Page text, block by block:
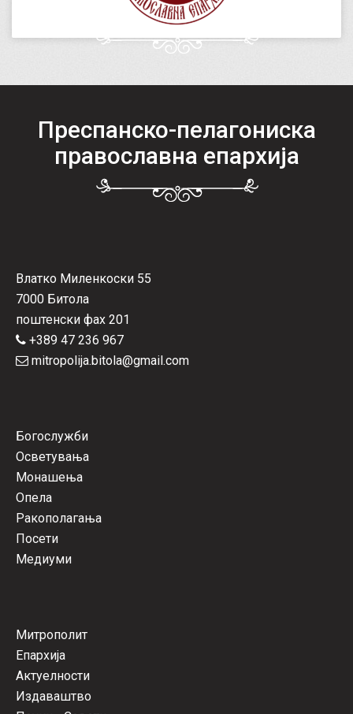
Преспанско-пелагониска
православна епархија
Влатко Миленкоски 55
7000 Битола
поштенски фах 201
+389 47 236 967
mitropolija.bitola@gmail.com
Богослужби
Осветувања
Монашења
Опела
Ракополагања
Посети
Медиуми
Митрополит
Епархија
Актуелности
Издаваштво